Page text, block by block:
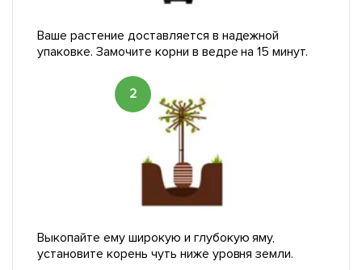
Ваше растение доставляется в надежной
упаковке. Замочите корни в ведре на 15 минут.
2
Выкопайте ему широкую и глубокую яму,
установите корень чуть ниже уровня земли.